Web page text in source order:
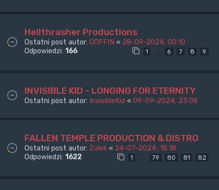
Hellthrasher Productions
Ostatni post autor: COFFIN « 28-09-2024, 00:10
Odpowiedzi: 166 1 … 6 7 8 9
INVISIBLE KID - LONGING FOR ETERNITY
Ostatni post autor: InvisibleKid « 09-09-2024, 23:08
FALLEN TEMPLE PRODUCTION & DISTRO
Ostatni post autor: Żułek « 24-07-2024, 18:18
Odpowiedzi: 1622 1 79 80 81 82